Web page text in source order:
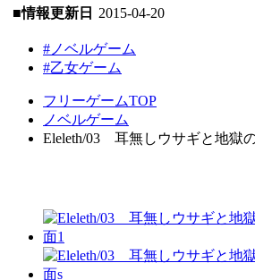
■情報更新日 2015-04-20
#ノベルゲーム
#乙女ゲーム
フリーゲームTOP
ノベルゲーム
Eleleth/03 耳無しウサギと地獄